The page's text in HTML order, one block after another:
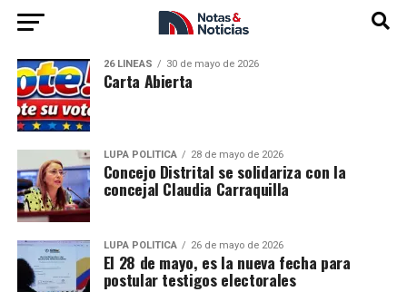
26 LÍNEAS 30 de mayo de 2026
Carta Abierta
LUPA POLÍTICA 28 de mayo de 2026
Concejo Distrital se solidariza con la
concejal Claudia Carraquilla
LUPA POLÍTICA 26 de mayo de 2026
El 28 de mayo, es la nueva fecha para
postular testigos electorales